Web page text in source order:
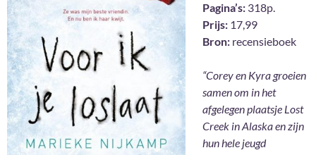
Pagina’s: 318p.
Prijs: 17,99
Bron: recensieboek
“Corey en Kyra groeien
samen om in het
afgelegen plaatsje Lost
Creek in Alaska en zijn
hun hele jeugd